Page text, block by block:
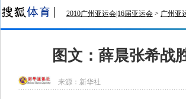
2010广州亚运会|16届亚运会 > 广州亚
图文：薛晨张希战
来源： 新华社